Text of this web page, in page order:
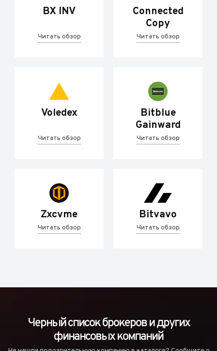
BX INV
Читать обзор
Connected
Copy
Читать обзор
Voledex
Читать обзор
Bitblue
Gainward
Читать обзор
Zxcvme
Читать обзор
Bitvavo
Читать обзор
Черный список брокеров и других
финансовых компаний